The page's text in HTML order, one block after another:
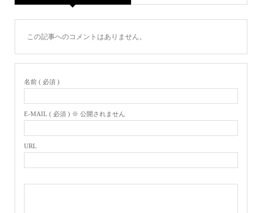
この記事へのコメントはありません。
名前 ( 必須 )
E-MAIL ( 必須 ) ※ 公開されません
URL